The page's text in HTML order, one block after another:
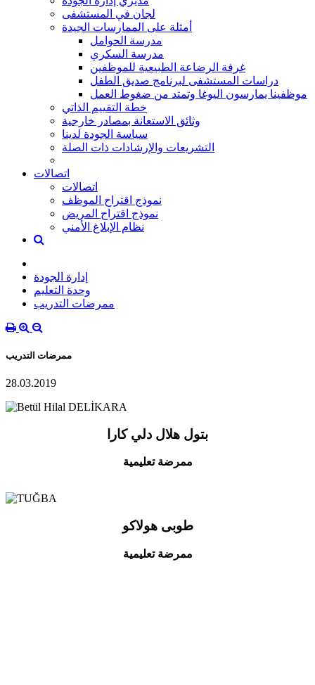
لجان في المستشفى
أمثلة على الممارسات الجيدة
مدرسة الحوامل
مدرسة السكري
غرفة الرضاعة الطبيعية للموظفين
دراسات المستشفى لبرنامج صديق الطفل
موظفينا يمارسون اليوغا وتمتد من ضغوط العمل
خطة التقييم الذاتي
وثائق الاستعانة بمصادر خارجية
سياسة الجودة لدينا
التشريعات والإرشادات ذات الصلة
اتصالات
اتصالات
نموذج اقتراح الموظف
نموذج اقتراح المريض
نظام الإبلاغ الأمني
إدارة الجودة
وحدة التعليم
ممرضات التدريب
ممرضات التدريب
28.03.2019
بتول هلال دلي كارا
ممرضة تعليمية
طوبى هولاكو
ممرضة تعليمية